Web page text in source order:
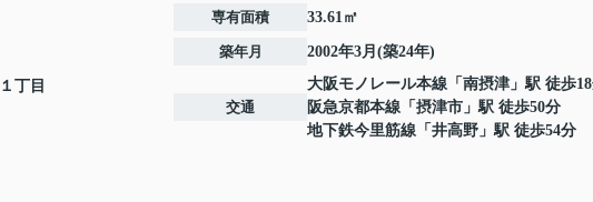
１丁目
専有面積 33.61㎡
築年月 2002年3月(築24年)
交通
大阪モノレール本線 「 南摂津 」駅 徒歩
阪急京都本線 「 摂津市 」駅 徒歩50分
地下鉄今里筋線 「 井高野 」駅 徒歩54分